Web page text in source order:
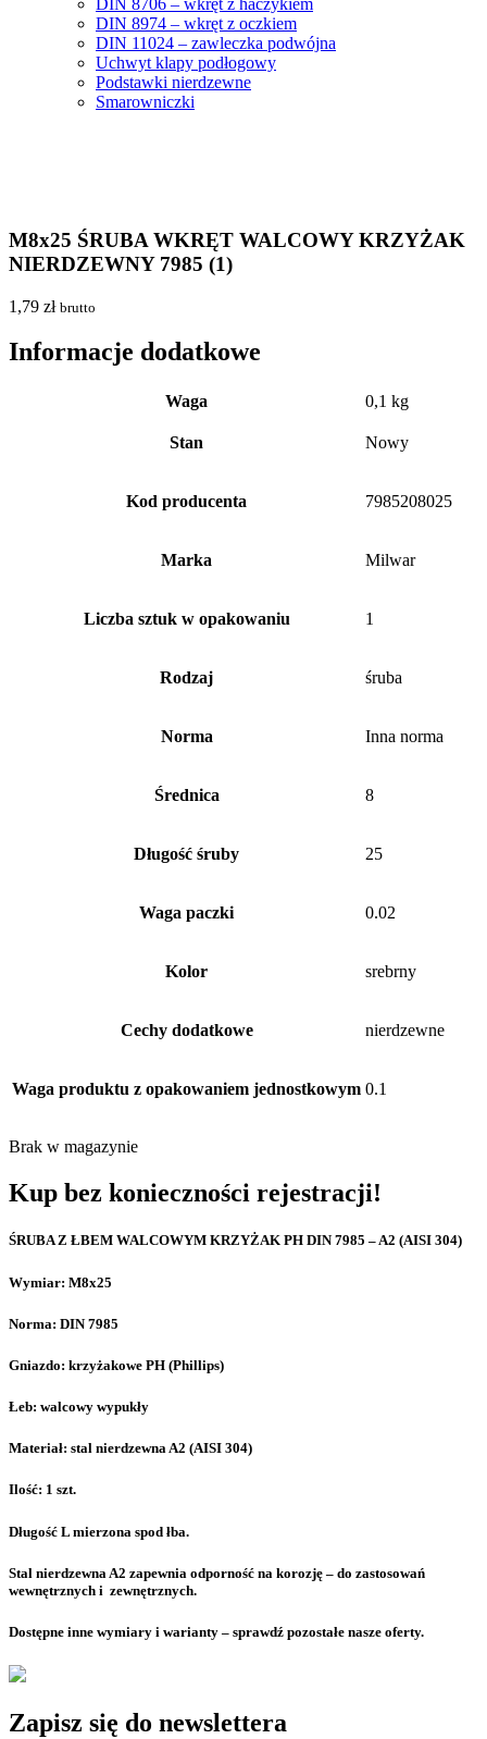
DIN 8706 – wkręt z haczykiem
DIN 8974 – wkręt z oczkiem
DIN 11024 – zawleczka podwójna
Uchwyt klapy podłogowy
Podstawki nierdzewne
Smarowniczki
M8x25 ŚRUBA WKRĘT WALCOWY KRZYŻAK
NIERDZEWNY 7985 (1)
1,79 zł brutto
Informacje dodatkowe
Waga 0,1 kg
Stan Nowy
Kod producenta 7985208025
Marka Milwar
Liczba sztuk w opakowaniu 1
Rodzaj śruba
Norma Inna norma
Średnica 8
Długość śruby 25
Waga paczki 0.02
Kolor srebrny
Cechy dodatkowe nierdzewne
Waga produktu z opakowaniem jednostkowym 0.1
Brak w magazynie
Kup bez konieczności rejestracji!
ŚRUBA Z ŁBEM WALCOWYM KRZYŻAK PH DIN 7985 – A2 (AISI 304)
Wymiar: M8x25
Norma: DIN 7985
Gniazdo: krzyżakowe PH (Phillips)
Łeb: walcowy wypukły
Materiał: stal nierdzewna A2 (AISI 304)
Ilość: 1 szt.
Długość L mierzona spod łba.
Stal nierdzewna A2 zapewnia odporność na korozję – do zastosowań
wewnętrznych i zewnętrznych.
Dostępne inne wymiary i warianty – sprawdź pozostałe nasze oferty.
Zapisz się do newslettera